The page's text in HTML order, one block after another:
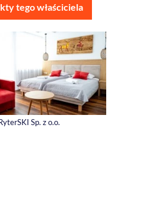
tego właściciela
Sp. z o.o.